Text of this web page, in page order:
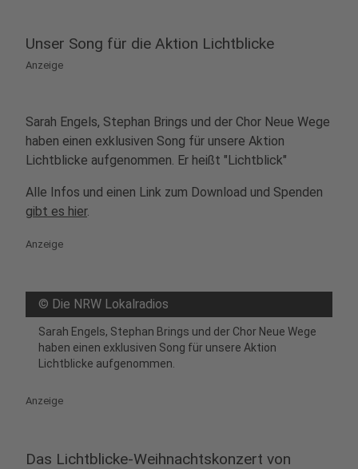
Unser Song für die Aktion Lichtblicke
Anzeige
Sarah Engels, Stephan Brings und der Chor Neue Wege
haben einen exklusiven Song für unsere Aktion
Lichtblicke aufgenommen. Er heißt "Lichtblick"
Alle Infos und einen Link zum Download und Spenden
gibt es hier.
Anzeige
© Die NRW Lokalradios
Sarah Engels, Stephan Brings und der Chor Neue Wege
haben einen exklusiven Song für unsere Aktion
Lichtblicke aufgenommen.
Anzeige
Das Lichtblicke-Weihnachtskonzert von